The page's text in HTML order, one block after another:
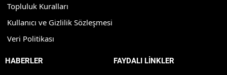
Topluluk Kuralları
Kullanıcı ve Gizlilik Sözleşmesi
Veri Politikası
HABERLER FAYDALI LİNKLER